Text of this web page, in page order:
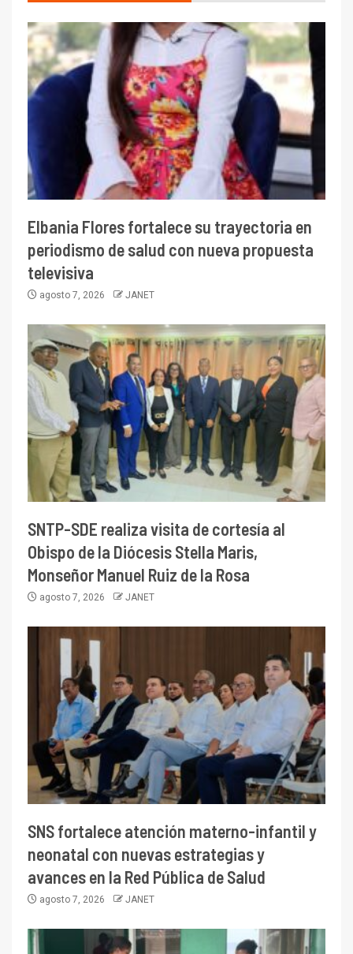
Elbania Flores fortalece su trayectoria en
periodismo de salud con nueva propuesta
televisiva
agosto 7, 2026 JANET
SNTP-SDE realiza visita de cortesía al
Obispo de la Diócesis Stella Maris,
Monseñor Manuel Ruiz de la Rosa
agosto 7, 2026 JANET
SNS fortalece atención materno-infantil y
neonatal con nuevas estrategias y
avances en la Red Pública de Salud
agosto 7, 2026 JANET